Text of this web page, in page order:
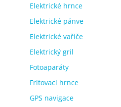
Elektrické hrnce
Elektrické pánve
Elektrické vařiče
Elektrický gril
Fotoaparáty
Fritovací hrnce
GPS navigace